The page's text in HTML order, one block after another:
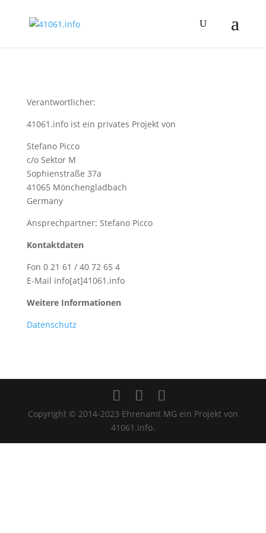
Verantwortlicher:
41061.info ist ein privates Projekt von
Stefano Picco
c/o Sektor M
Sophienstraße 37a
41065 Mönchengladbach
Germany
Ansprechpartner: Stefano Picco
Kontaktdaten
Fon 0 21 61 / 40 72 65 4
E-Mail info[at]41061.info
Weitere Informationen
Datenschutz
Copyright © 2014-2023 Ehrenamt MG ein Projekt von
41061.info.